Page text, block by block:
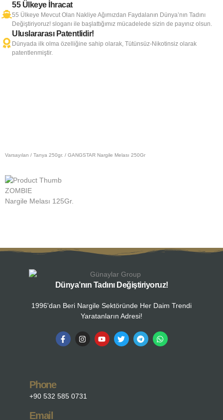
55 Ülkeye İhracat
55 Ülkeye Mevcut Olan Nakliye Ağımızdan Faydalanın Dünya’nın Tadını
Değiştiriyoruz! sloganı ile başlattığımız mücadelede sizin de payınız olsun.
Uluslararası Patentlidir!
Dünyada ilk olma özelliğine sahip olarak, Tütünsüz-Nikotinsiz olarak
patentlenmiştir.
Varsayılan / Tanya 250gr. / GANGSTAR Nargile Melası 250Gr
ZOMBIE
Nargile Melası 125Gr.
Dünya’nın Tadını Değiştiriyoruz!
1996'dan Beri Nargile Sektöründe Her Daim Trendi
Yaratanların Adresi!
Phone
+90 532 585 0731
Email